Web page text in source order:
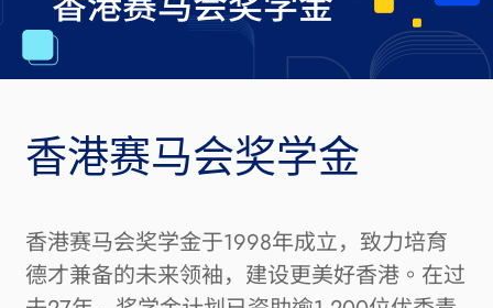
香港赛马会奖学金
香港赛马会奖学金于1998年成立，致力培育
德才兼备的未来领袖，建设更美好香港。在过